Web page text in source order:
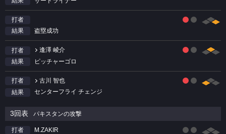
打者
結果
盗塁成功
打者
逢澤 崚介
結果
ピッチャーゴロ
打者
古川 智也
結果
センターフライ チェンジ
3回表 パキスタンの攻撃
打者
M.ZAKIR